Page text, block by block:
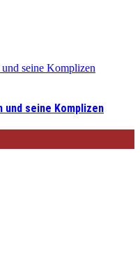
und seine Komplizen